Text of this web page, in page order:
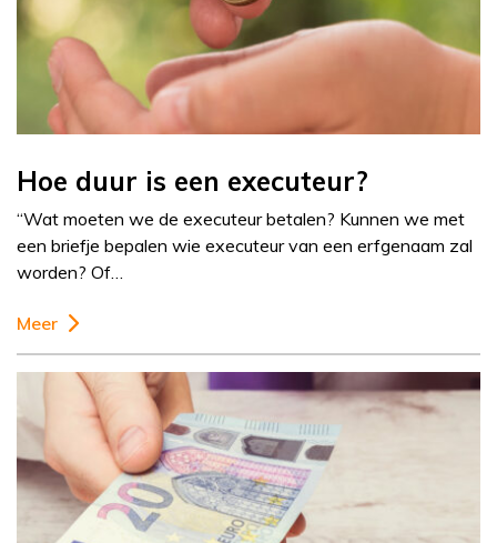
Hoe duur is een executeur?
“Wat moeten we de executeur betalen? Kunnen we met
een briefje bepalen wie executeur van een erfgenaam zal
worden? Of…
Meer